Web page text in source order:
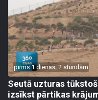
pirms 1 dienas, 2 stundām
Seutā uzturas
izsīkst pārtikas